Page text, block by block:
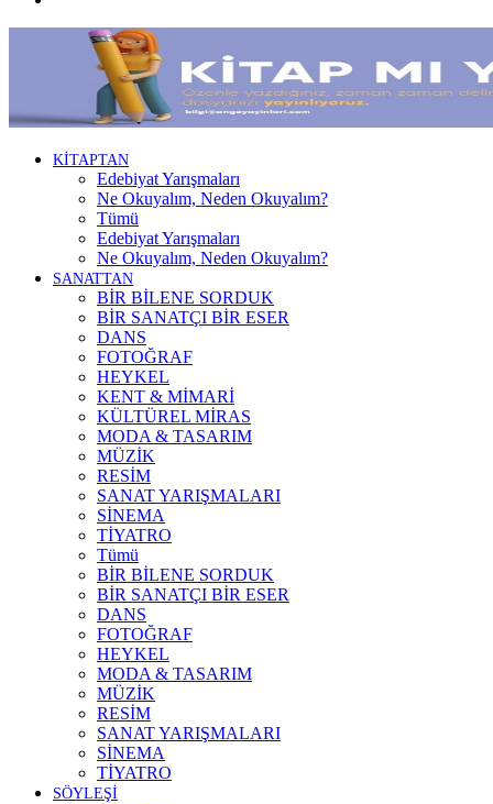
KİTAPTAN
Edebiyat Yarışmaları
Ne Okuyalım, Neden Okuyalım?
Tümü
Edebiyat Yarışmaları
Ne Okuyalım, Neden Okuyalım?
SANATTAN
BİR BİLENE SORDUK
BİR SANATÇI BİR ESER
DANS
FOTOĞRAF
HEYKEL
KENT & MİMARİ
KÜLTÜREL MİRAS
MODA & TASARIM
MÜZİK
RESİM
SANAT YARIŞMALARI
SİNEMA
TİYATRO
Tümü
BİR BİLENE SORDUK
BİR SANATÇI BİR ESER
DANS
FOTOĞRAF
HEYKEL
MODA & TASARIM
MÜZİK
RESİM
SANAT YARIŞMALARI
SİNEMA
TİYATRO
SÖYLEŞİ